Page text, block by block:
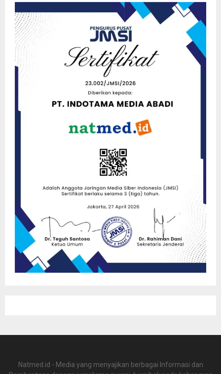
Natmed.id - Media yang menyajikan berbagai Informasi dan